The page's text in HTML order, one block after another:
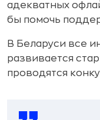
адекватных
бы помочь
В Беларуси все
развивается
проводятся